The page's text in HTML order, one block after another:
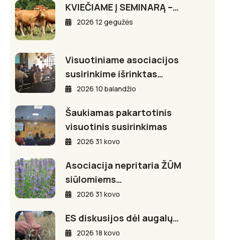
KVIEČIAME Į SEMINARĄ –…
2026 12 gegužės
Visuotiniame asociacijos
susirinkime išrinktas…
2026 10 balandžio
Šaukiamas pakartotinis
visuotinis susirinkimas
2026 31 kovo
Asociacija nepritaria ŽŪM
siūlomiems…
2026 31 kovo
ES diskusijos dėl augalų…
2026 18 kovo